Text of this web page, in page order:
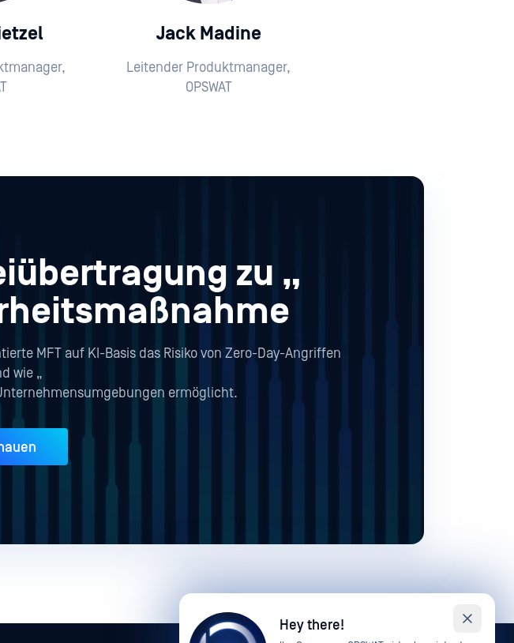
Jack Madine
Leitender Produktmanager,
OPSWAT
zu „
MFT auf KI-Basis das Risiko von Zero-Day-Angriffen
wie „
ermöglicht.
Hey there!